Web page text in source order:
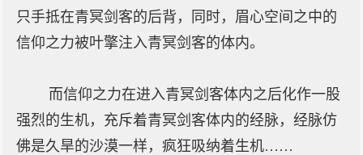
只手抵在青冥剑客的后背，同时，眉心空间之中的
信仰之力被叶擎注入青冥剑客的体内。
而信仰之力在进入青冥剑客体内之后化作一股
强烈的生机，充斥着青冥剑客体内的经脉，经脉仿
佛是久旱的沙漠一样，疯狂吸纳着生机……